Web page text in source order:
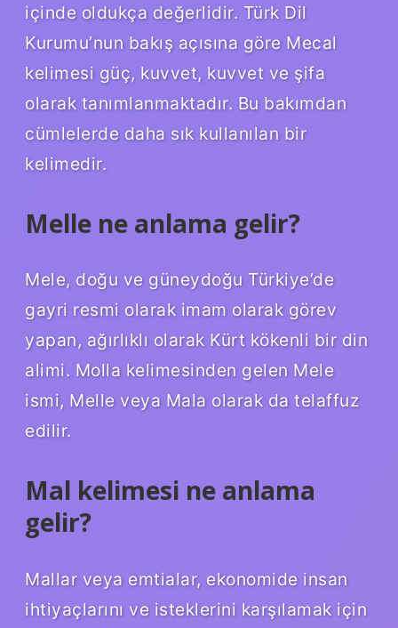
içinde oldukça değerlidir. Türk Dil
Kurumu’nun bakış açısına göre Mecal
kelimesi güç, kuvvet, kuvvet ve şifa
olarak tanımlanmaktadır. Bu bakımdan
cümlelerde daha sık kullanılan bir
kelimedir.
Melle ne anlama gelir?
Mele, doğu ve güneydoğu Türkiye’de
gayri resmi olarak imam olarak görev
yapan, ağırlıklı olarak Kürt kökenli bir din
alimi. Molla kelimesinden gelen Mele
ismi, Melle veya Mala olarak da telaffuz
edilir.
Mal kelimesi ne anlama
gelir?
Mallar veya emtialar, ekonomide insan
ihtiyaçlarını ve isteklerini karşılamak için